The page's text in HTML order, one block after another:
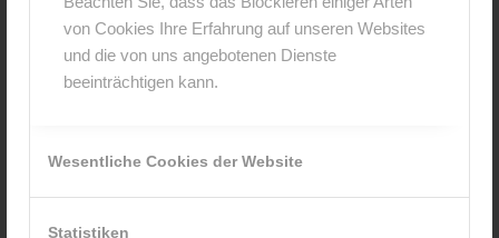
von Cookies Ihre Erfahrung auf unseren Websites
und die von uns angebotenen Dienste
beeinträchtigen kann.
Wesentliche Cookies der Website
Statistiken
An der Diskussion beteiligen?